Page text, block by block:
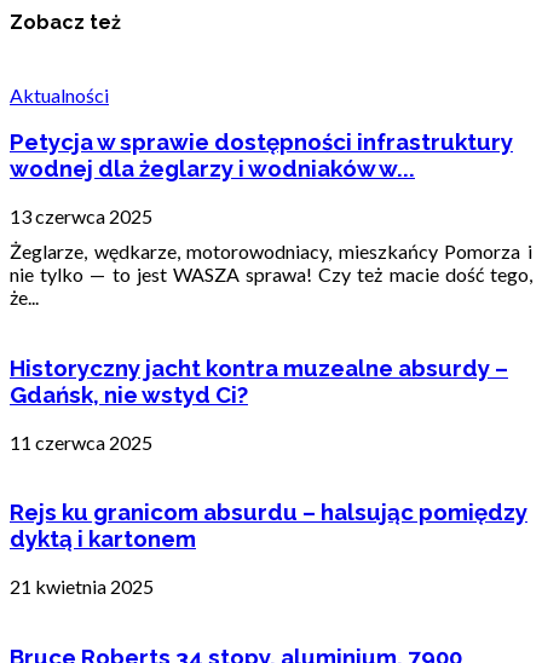
Zobacz też
Aktualności
Petycja w sprawie dostępności infrastruktury
wodnej dla żeglarzy i wodniaków w...
13 czerwca 2025
Żeglarze, wędkarze, motorowodniacy, mieszkańcy Pomorza i
nie tylko — to jest WASZA sprawa! Czy też macie dość tego,
że...
Historyczny jacht kontra muzealne absurdy –
Gdańsk, nie wstyd Ci?
11 czerwca 2025
Rejs ku granicom absurdu – halsując pomiędzy
dyktą i kartonem
21 kwietnia 2025
Bruce Roberts 34 stopy, aluminium, 7900